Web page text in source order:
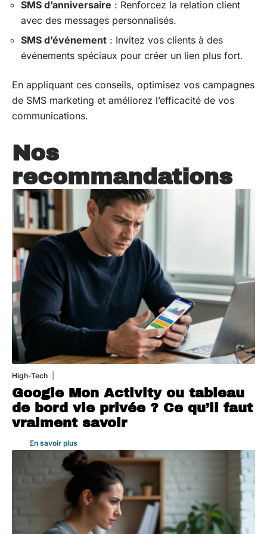
SMS d’anniversaire : Renforcez la relation client
avec des messages personnalisés.
SMS d’événement : Invitez vos clients à des
événements spéciaux pour créer un lien plus fort.
En appliquant ces conseils, optimisez vos campagnes
de SMS marketing et améliorez l’efficacité de vos
communications.
Nos
recommandations
High-Tech
Google Mon Activity ou tableau
de bord vie privée ? Ce qu’il faut
vraiment savoir
En savoir plus